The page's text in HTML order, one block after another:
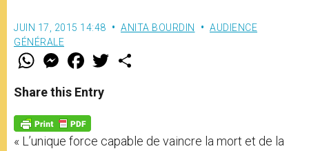
JUIN 17, 2015 14:48 ANITA BOURDIN
AUDIENCE
GÉNÉRALE
W
t
s
p
p
M
e
s
e
g
e
r
F
a
e
b
o
k
w
Share this Entry
« L’unique force capable de vaincre la mort et de la